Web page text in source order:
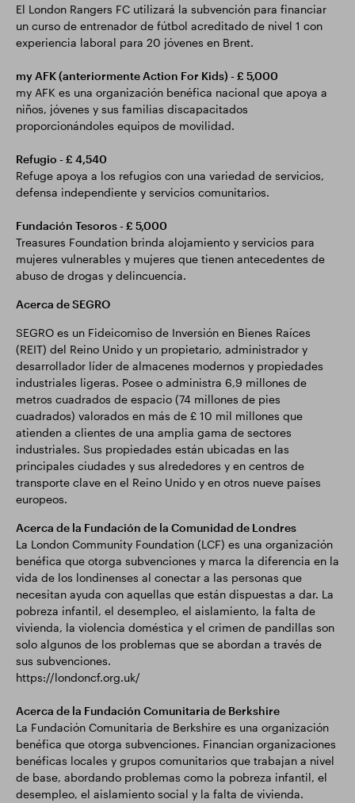
El London Rangers FC utilizará la subvención para financiar
un curso de entrenador de fútbol acreditado de nivel 1 con
experiencia laboral para 20 jóvenes en Brent.
my AFK (anteriormente Action For Kids) - £ 5,000
my AFK es una organización benéfica nacional que apoya a
niños, jóvenes y sus familias discapacitados
proporcionándoles equipos de movilidad.
Refugio - £ 4,540
Refuge apoya a los refugios con una variedad de servicios,
defensa independiente y servicios comunitarios.
Fundación Tesoros - £ 5,000
Treasures Foundation brinda alojamiento y servicios para
mujeres vulnerables y mujeres que tienen antecedentes de
abuso de drogas y delincuencia.
Acerca de SEGRO
SEGRO es un Fideicomiso de Inversión en Bienes Raíces
(REIT) del Reino Unido y un propietario, administrador y
desarrollador líder de almacenes modernos y propiedades
industriales ligeras. Posee o administra 6,9 millones de
metros cuadrados de espacio (74 millones de pies
cuadrados) valorados en más de £ 10 mil millones que
atienden a clientes de una amplia gama de sectores
industriales. Sus propiedades están ubicadas en las
principales ciudades y sus alrededores y en centros de
transporte clave en el Reino Unido y en otros nueve países
europeos.
Acerca de la Fundación de la Comunidad de Londres
La London Community Foundation (LCF) es una organización
benéfica que otorga subvenciones y marca la diferencia en la
vida de los londinenses al conectar a las personas que
necesitan ayuda con aquellas que están dispuestas a dar. La
pobreza infantil, el desempleo, el aislamiento, la falta de
vivienda, la violencia doméstica y el crimen de pandillas son
solo algunos de los problemas que se abordan a través de
sus subvenciones.
https://londoncf.org.uk/
Acerca de la Fundación Comunitaria de Berkshire
La Fundación Comunitaria de Berkshire es una organización
benéfica que otorga subvenciones. Financian organizaciones
benéficas locales y grupos comunitarios que trabajan a nivel
de base, abordando problemas como la pobreza infantil, el
desempleo, el aislamiento social y la falta de vivienda.